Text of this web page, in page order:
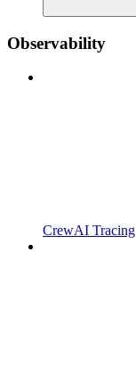
Observability
CrewAI Tracing